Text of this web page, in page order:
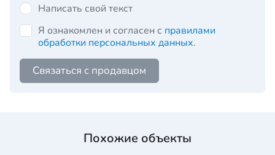
Написать свой текст
Я ознакомлен и согласен с правилами
обработки персональных данных.
Связаться с продавцом
Похожие объекты